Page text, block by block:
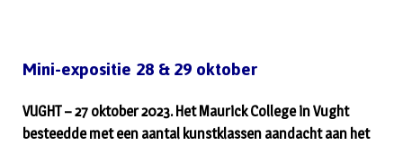
Mini-expositie 28 & 29 oktober
VUGHT – 27 oktober 2023. Het Maurick College in Vught
besteedde met een aantal kunstklassen aandacht aan het